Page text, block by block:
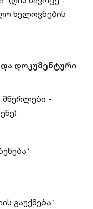
ხელოვნების
დოკუმენტური
მწერლები -
გაუქმება“